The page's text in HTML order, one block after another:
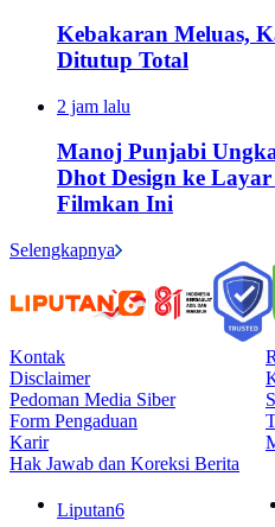
Kebakaran Meluas,
Ditutup Total
2 jam lalu
Manoj Punjabi
Dhot Design ke
Filmkan Ini
Selengkapnya
Kontak
Disclaimer
Pedoman Media Siber
Form Pengaduan
Karir
Hak Jawab dan Koreksi Berita
Liputan6